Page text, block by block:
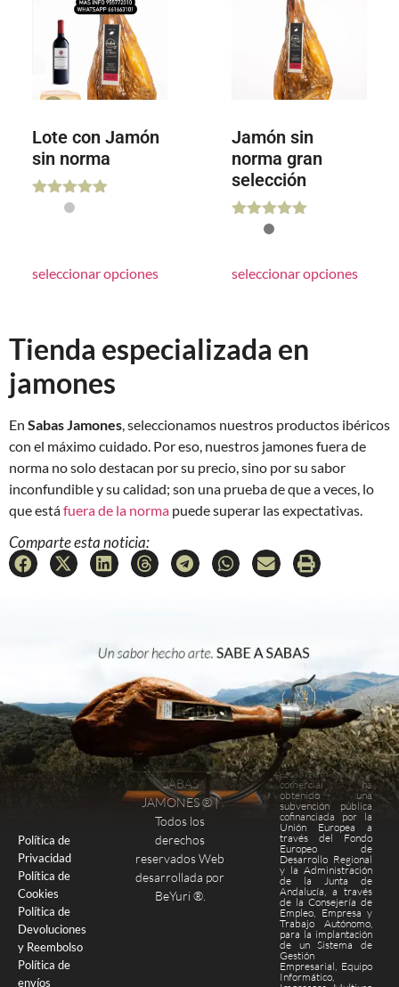
Lote con Jamón
sin norma
Valorado
seleccionar opciones
Jamón sin
norma gran
selección
Valorado
de 5
seleccionar opciones
Tienda especializada en
jamones
En Sabas Jamones, seleccionamos nuestros productos ibéricos
con el máximo cuidado. Por eso, nuestros jamones fuera de
norma no solo destacan por su precio, sino por su sabor
inconfundible y su calidad; son una prueba de que a veces, lo
que estáfuera de la norma puede superar las expectativas.
Comparte esta noticia:
Política de
Privacidad
Política de
Cookies
Política de
Devoluciones
y Reembolso
Política de
envíos
SABAS
JAMONES ® |
Todos los
derechos
reservados Web
desarrollada por
BeYuri ®.
Este
establecimiento
comercial ha
obtenido una
subvención pública
cofinanciada por la
Unión Europea a
través del Fondo
Europeo de
Desarrollo Regional
y la Administración
de la Junta de
Andalucía, a través
de la Consejería de
Empleo, Empresa y
Trabajo Autónomo,
para la implantación
de un Sistema de
Gestión
Empresarial, Equipo
Informático,